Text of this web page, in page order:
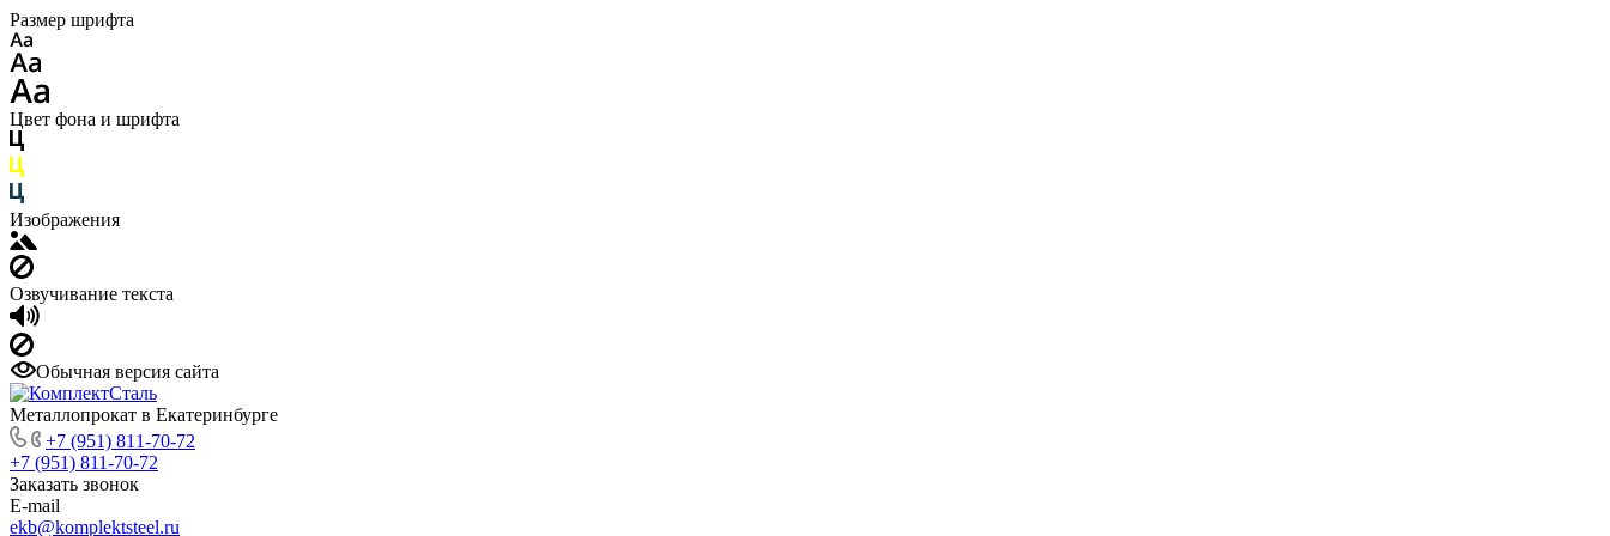
Размер шрифта
Цвет фона и шрифта
Изображения
Озвучивание текста
Обычная версия сайта
Металлопрокат в Екатеринбурге
+7 (951) 811-70-72
+7 (951) 811-70-72
Заказать звонок
E-mail
ekb@komplektsteel.ru